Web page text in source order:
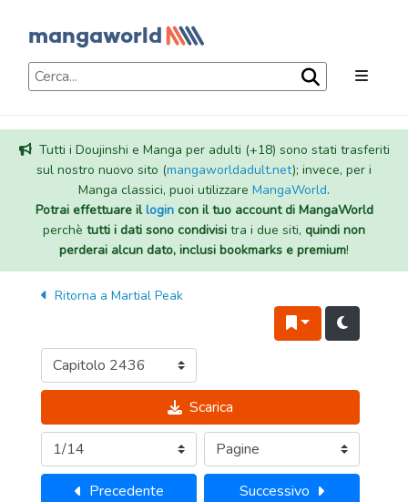
Tutti i Doujinshi e Manga per adulti (+18) sono stati trasferiti
sul nostro nuovo sito (mangaworldadult.net); invece, per i
Manga classici, puoi utilizzare MangaWorld.
Potrai effettuare illogincon il tuo account di MangaWorld
perchè tutti i dati sono condivisi tra i due siti, quindi non
perderai alcun dato, inclusi bookmarks e premium!
Ritorna a Martial Peak
Scarica
Precedente Successivo